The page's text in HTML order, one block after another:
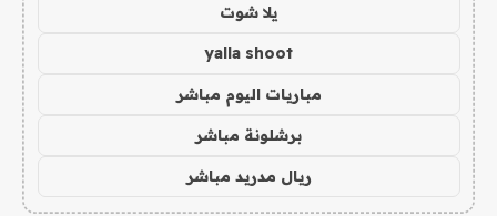
يلا شوت
yalla shoot
مباريات اليوم مباشر
برشلونة مباشر
ريال مدريد مباشر